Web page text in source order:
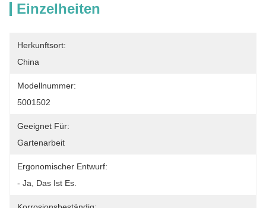
Einzelheiten
Herkunftsort:
China
Modellnummer:
5001502
Geeignet Für:
Gartenarbeit
Ergonomischer Entwurf:
- Ja, Das Ist Es.